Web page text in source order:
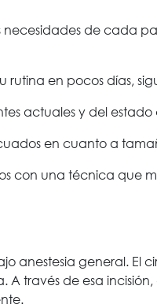
necesidades de cada
en pocos días,
actuales y del
en cuanto a
con una técnica
anestesia general. El
través de esa